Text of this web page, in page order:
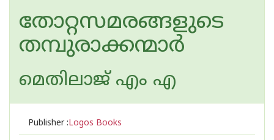
തോറ്റസമരങ്ങളുടെ
തമ്പുരാക്കന്മാര്‍
മെതിലാജ് എം എ
Publisher :Logos Books